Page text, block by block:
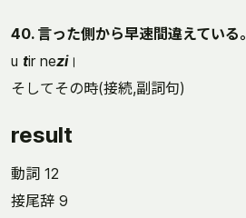
40. 言った側から早速間違えている。
u tir nezi।
そしてその時(接続,副詞句)
result
動詞 12
接尾辞 9